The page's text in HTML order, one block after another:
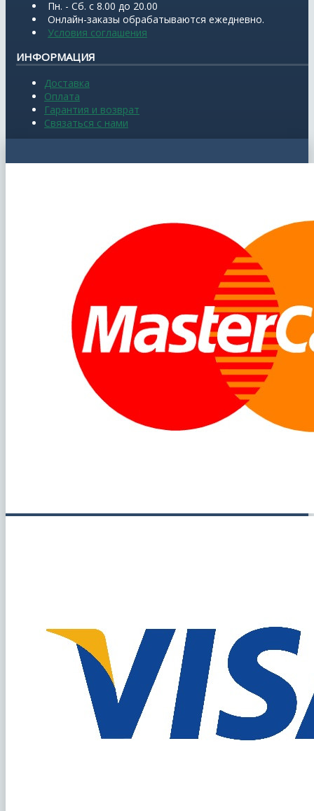
Пн. - Сб. с 8.00 до 20.00
Онлайн-заказы обрабатываются ежедневно.
Условия соглашения
ИНФОРМАЦИЯ
Доставка
Оплата
Гарантия и возврат
Связаться с нами